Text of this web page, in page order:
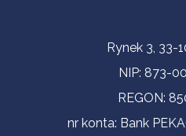
Informacje kontaktowe
Rynek 3, 33-
NIP: 873-
REGON:
nr konta: Bank